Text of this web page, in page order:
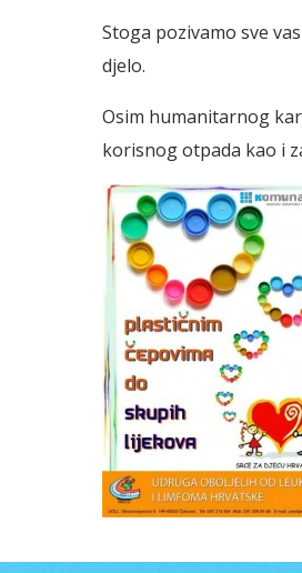
Stoga pozivamo sve
djelo.
Osim humanitarnog
korisnog otpada kao i